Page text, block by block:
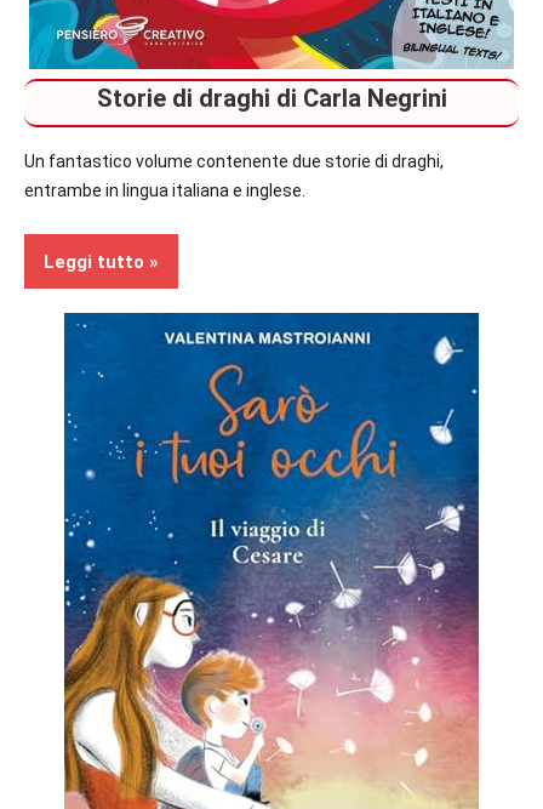
Storie di draghi di Carla Negrini
Un fantastico volume contenente due storie di draghi,
entrambe in lingua italiana e inglese.
Leggi tutto
secondo
piano